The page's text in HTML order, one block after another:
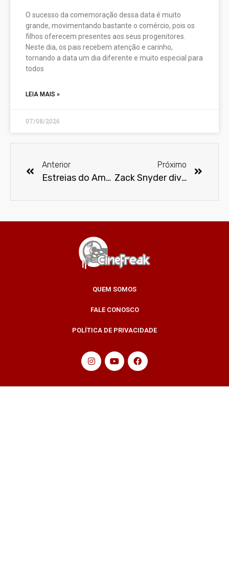
O sucesso da comemoração dessa data é muito
grande, movimentando bastante o comércio, pois os
filhos oferecem presentes aos seus progenitores.
Neste dia, os pais recebem atenção e carinho,
tornando a data um dia diferente e muito especial para
todos
LEIA MAIS »
07/08/2026
Anterior
Estreias do Amazon Prime Video em fevereiro
Próximo
Zack Snyder divulga imagem do visual do Coringa em ‘Liga da Justiça’
QUEM SOMOS
FALE CONOSCO
POLÍTICA DE PRIVACIDADE